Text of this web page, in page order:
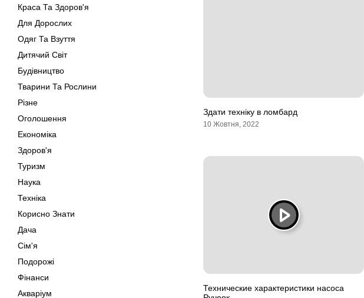
Краса Та Здоров'я
Для Дорослих
Одяг Та Взуття
Дитячий Світ
Будівництво
Тварини Та Рослини
Різне
Оголошення
Економіка
Здоров'я
Туризм
Наука
Техніка
Корисно Знати
Дача
Сім'я
Подорожі
Фінанси
Акваріум
Здати техніку в ломбард
10 Жовтня, 2022
Технические характеристики насоса